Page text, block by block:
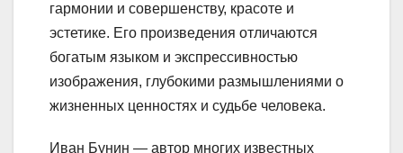
гармонии и совершенству, красоте и
эстетике. Его произведения отличаются
богатым языком и экспрессивностью
изображения, глубокими размышлениями о
жизненных ценностях и судьбе человека.
Иван Бунин — автор многих известных